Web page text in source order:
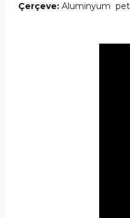
Çerçeve: Aluminyum